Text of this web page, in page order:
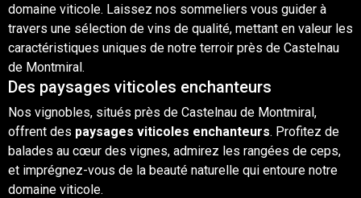
domaine viticole. Laissez nos sommeliers vous guider à
travers une sélection de vins de qualité, mettant en valeur les
caractéristiques uniques de notre terroir près de Castelnau
de Montmiral.
Des paysages viticoles enchanteurs
Nos vignobles, situés près de Castelnau de Montmiral,
offrent des paysages viticoles enchanteurs. Profitez de
balades au cœur des vignes, admirez les rangées de ceps,
et imprégnez-vous de la beauté naturelle qui entoure notre
domaine viticole.